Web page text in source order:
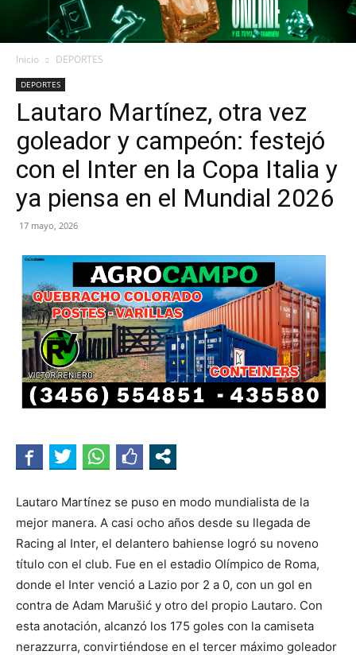
Inicio DEPORTES
DEPORTES
Lautaro Martínez, otra vez
goleador y campeón: festejó
con el Inter en la Copa Italia y
ya piensa en el Mundial 2026
17 mayo, 2026
Lautaro Martínez se puso en modo mundialista de la
mejor manera. A casi ocho años desde su llegada de
Racing al Inter, el delantero bahiense logró su noveno
título con el club. Fue en el estadio Olímpico de Roma,
donde el Inter venció a Lazio por 2 a 0, con un gol en
contra de Adam Marušić y otro del propio Lautaro. Con
esta anotación, alcanzó los 175 goles con la camiseta
nerazzurra, convirtiéndose en el tercer máximo goleador